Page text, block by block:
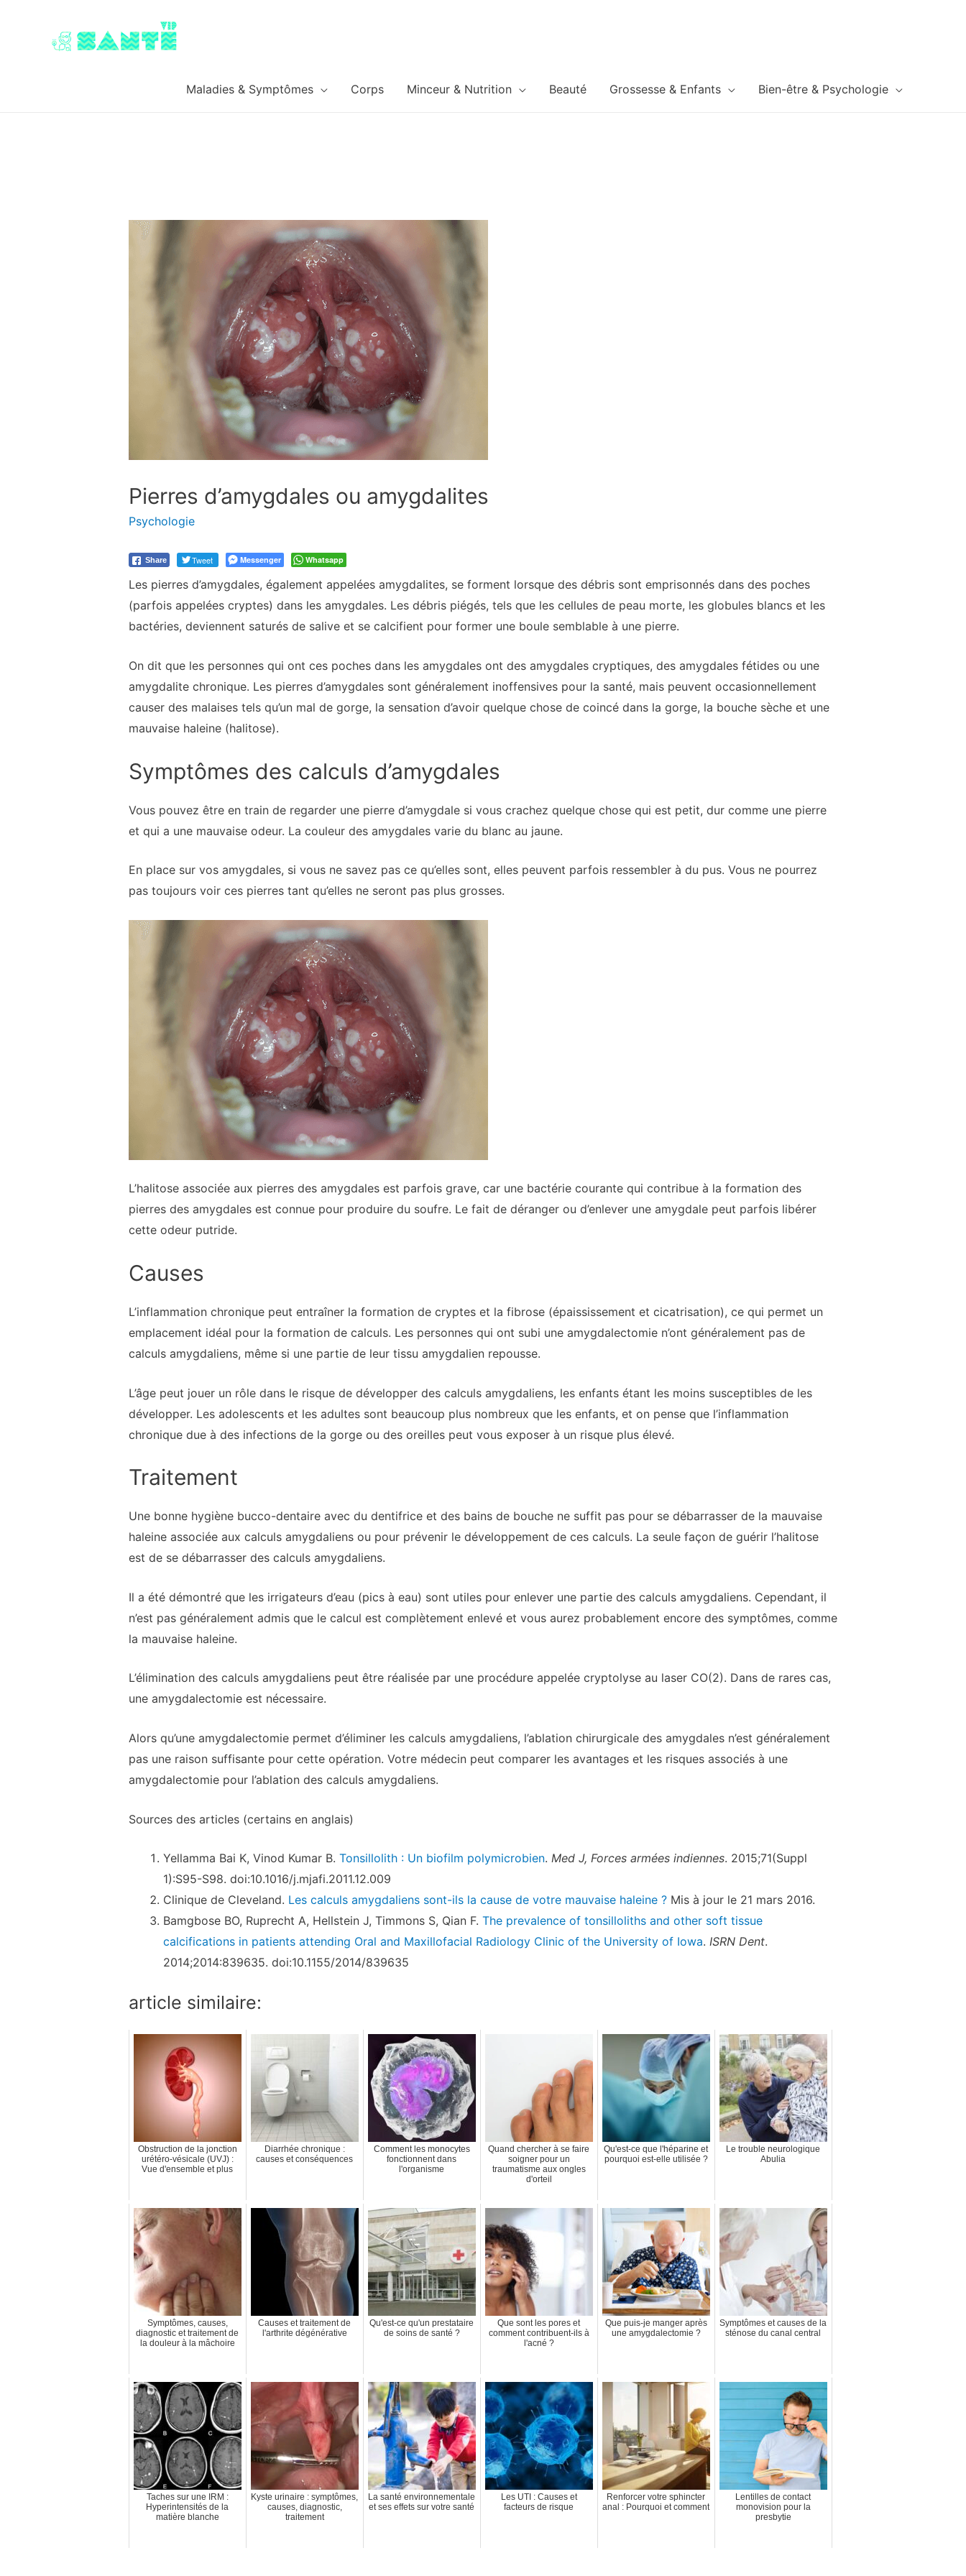
Maladies & Symptômes Corps Minceur & Nutrition Beauté Grossesse & Enfants Bien-être & Psychologie
Pierres d’amygdales ou amygdalites
Psychologie
Share Tweet Messenger Whatsapp
Les pierres d’amygdales, également appelées amygdalites, se forment lorsque des débris sont emprisonnés dans des poches
(parfois appelées cryptes) dans les amygdales. Les débris piégés, tels que les cellules de peau morte, les globules blancs et les
bactéries, deviennent saturés de salive et se calcifient pour former une boule semblable à une pierre.
On dit que les personnes qui ont ces poches dans les amygdales ont des amygdales cryptiques, des amygdales fétides ou une
amygdalite chronique. Les pierres d’amygdales sont généralement inoffensives pour la santé, mais peuvent occasionnellement
causer des malaises tels qu’un mal de gorge, la sensation d’avoir quelque chose de coincé dans la gorge, la bouche sèche et une
mauvaise haleine (halitose).
Symptômes des calculs d’amygdales
Vous pouvez être en train de regarder une pierre d’amygdale si vous crachez quelque chose qui est petit, dur comme une pierre
et qui a une mauvaise odeur. La couleur des amygdales varie du blanc au jaune.
En place sur vos amygdales, si vous ne savez pas ce qu’elles sont, elles peuvent parfois ressembler à du pus. Vous ne pourrez
pas toujours voir ces pierres tant qu’elles ne seront pas plus grosses.
L’halitose associée aux pierres des amygdales est parfois grave, car une bactérie courante qui contribue à la formation des
pierres des amygdales est connue pour produire du soufre. Le fait de déranger ou d’enlever une amygdale peut parfois libérer
cette odeur putride.
Causes
L’inflammation chronique peut entraîner la formation de cryptes et la fibrose (épaississement et cicatrisation), ce qui permet un
emplacement idéal pour la formation de calculs. Les personnes qui ont subi une amygdalectomie n’ont généralement pas de
calculs amygdaliens, même si une partie de leur tissu amygdalien repousse.
L’âge peut jouer un rôle dans le risque de développer des calculs amygdaliens, les enfants étant les moins susceptibles de les
développer. Les adolescents et les adultes sont beaucoup plus nombreux que les enfants, et on pense que l’inflammation
chronique due à des infections de la gorge ou des oreilles peut vous exposer à un risque plus élevé.
Traitement
Une bonne hygiène bucco-dentaire avec du dentifrice et des bains de bouche ne suffit pas pour se débarrasser de la mauvaise
haleine associée aux calculs amygdaliens ou pour prévenir le développement de ces calculs. La seule façon de guérir l’halitose
est de se débarrasser des calculs amygdaliens.
Il a été démontré que les irrigateurs d’eau (pics à eau) sont utiles pour enlever une partie des calculs amygdaliens. Cependant, il
n’est pas généralement admis que le calcul est complètement enlevé et vous aurez probablement encore des symptômes, comme
la mauvaise haleine.
L’élimination des calculs amygdaliens peut être réalisée par une procédure appelée cryptolyse au laser CO(2). Dans de rares cas,
une amygdalectomie est nécessaire.
Alors qu’une amygdalectomie permet d’éliminer les calculs amygdaliens, l’ablation chirurgicale des amygdales n’est généralement
pas une raison suffisante pour cette opération. Votre médecin peut comparer les avantages et les risques associés à une
amygdalectomie pour l’ablation des calculs amygdaliens.
Sources des articles (certains en anglais)
Yellamma Bai K, Vinod Kumar B. Tonsillolith : Un biofilm polymicrobien. Med J, Forces armées indiennes. 2015;71(Suppl
1):S95-S98. doi:10.1016/j.mjafi.2011.12.009
Clinique de Cleveland. Les calculs amygdaliens sont-ils la cause de votre mauvaise haleine ?Mis à jour le 21 mars 2016.
Bamgbose BO, Ruprecht A, Hellstein J, Timmons S, Qian F. The prevalence of tonsilloliths and other soft tissue
calcifications in patients attending Oral and Maxillofacial Radiology Clinic of the University of Iowa. ISRN Dent.
2014;2014:839635. doi:10.1155/2014/839635
article similaire:
Obstruction de la jonction
urétéro-vésicale (UVJ) :
Vue d'ensemble et plus
Diarrhée chronique :
causes et conséquences
Comment les monocytes
fonctionnent dans
l'organisme
Quand chercher à se faire
soigner pour un
traumatisme aux ongles
d'orteil
Qu'est-ce que l'héparine et
pourquoi est-elle utilisée ?
Le trouble neurologique
Abulia
Symptômes, causes,
diagnostic et traitement de
la douleur à la mâchoire
Causes et traitement de
l'arthrite dégénérative
Qu'est-ce qu'un prestataire
de soins de santé ?
Que sont les pores et
comment contribuent-ils à
l'acné ?
Que puis-je manger après
une amygdalectomie ?
Symptômes et causes de la
sténose du canal central
Taches sur une IRM :
Hyperintensités de la
matière blanche
Kyste urinaire : symptômes,
causes, diagnostic,
traitement
La santé environnementale
et ses effets sur votre santé
Les UTI : Causes et
facteurs de risque
Renforcer votre sphincter
anal : Pourquoi et comment
Lentilles de contact
monovision pour la
presbytie